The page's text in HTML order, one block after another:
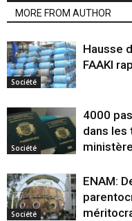
MORE FROM AUTHOR
Société
Hausse
FAAKI
Société
4000
dans les
Société
ENAM: